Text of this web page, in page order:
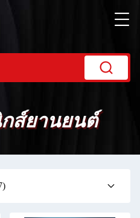
ส์ยานยนต์